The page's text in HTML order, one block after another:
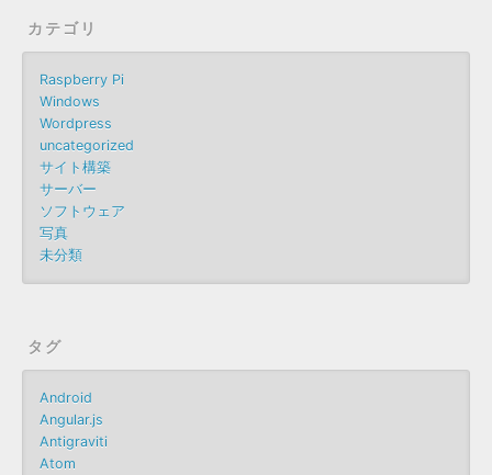
カテゴリ
Raspberry Pi
Windows
Wordpress
uncategorized
サイト構築
サーバー
ソフトウェア
写真
未分類
タグ
Android
Angular.js
Antigraviti
Atom